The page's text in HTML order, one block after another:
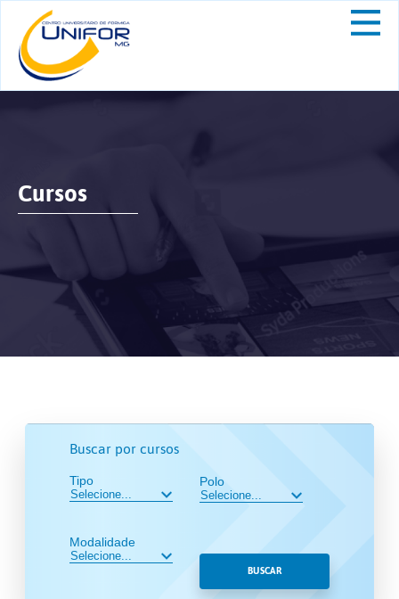
Cursos
Buscar por cursos
Tipo
Modalidade
Polo
BUSCAR